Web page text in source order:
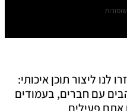
ליצור תוכן איכותי:
עם חברים, בעמודים
פעילים